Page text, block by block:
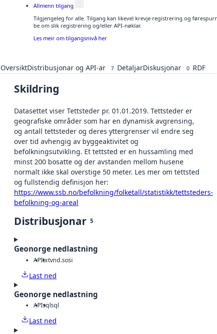
Allmenn tilgang
Tilgjengeleg for alle. Tilgang kan likevel krevje registrering og
be om slik registrering og/eller API-nøklar.
Les meir om tilgangsnivå her
OversiktDistribusjonar og API-ar 7 DetaljarDiskusjonar 0 RDF
Skildring
Datasettet viser Tettsteder pr. 01.01.2019. Tettsteder er
geografiske områder som har en dynamisk avgrensing,
og antall tettsteder og deres yttergrenser vil endre seg
over tid avhengig av byggeaktivitet og
befolkningsutvikling. Et tettsted er en hussamling med
minst 200 bosatte og der avstanden mellom husene
normalt ikke skal overstige 50 meter. Les mer om tettsted
og fullstendig definisjon her:
https://www.ssb.no/befolkning/folketall/statistikk/tettsteders-
befolkning-og-areal
Distribusjonar 5
Geonorge nedlastning
APItxtvnd.sosi
Last ned
Geonorge nedlastning
APIsqlsql
Last ned